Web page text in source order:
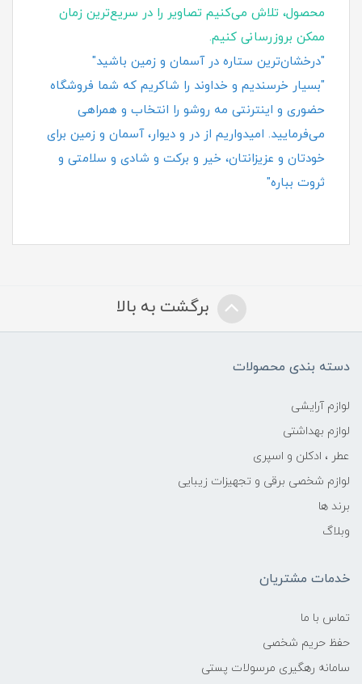
محصول، تلاش می‌کنیم تصاویر را در سریع‌ترین زمان
ممکن بروزرسانی کنیم.
"درخشان‌ترین ستاره در آسمان و زمین باشید"
"بسیار خرسندیم و خداوند را شاکریم که شما فروشگاه
حضوری و اینترنتی مه روشو را انتخاب و همراهی
می‌فرمایید. امیدواریم از در و دیوار، آسمان و زمین برای
خودتان و عزیزانتان، خیر و برکت و شادی و سلامتی و
ثروت بباره"
برگشت به بالا
دسته بندی محصولات
لوازم آرایشی
لوازم بهداشتی
عطر ، ادکلن و اسپری
لوازم شخصی برقی و تجهیزات زیبایی
برند ها
وبلاگ
خدمات مشتریان
تماس با ما
حفظ حریم شخصی
سامانه رهگیری مرسولات پستی